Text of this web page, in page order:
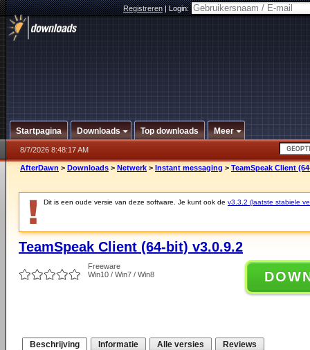
Registreren|Login:
Startpagina Downloads Top downloads Meer
8/7/2026 8:48:17 AM
AfterDawn > Downloads > Netwerk > Instant messaging > TeamSpeak Client
Dit is een oude versie van deze software. Je kunt ook de v3.3.2 (laatste stabiele
TeamSpeak Client (64-bit) v3.0.9.2
Freeware
Win10 / Win7 / Win8
Beschrijving Informatie Alle versies Reviews